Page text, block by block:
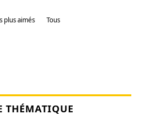
plus aimés Tous
THÉMATIQUE